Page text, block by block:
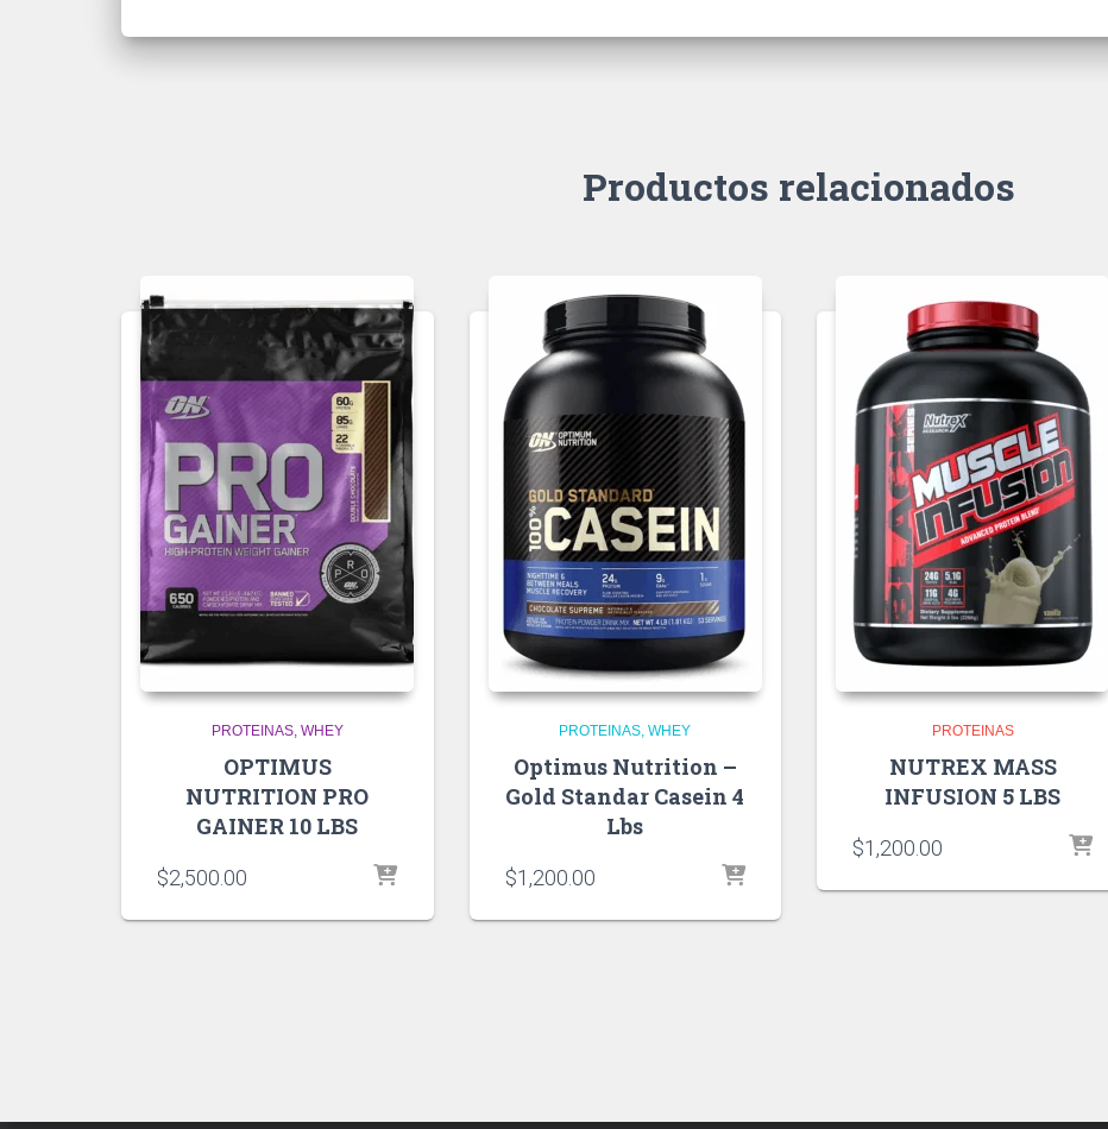
Productos relacionados
PROTEINAS WHEY
OPTIMUS
NUTRITION PRO
GAINER 10 LBS
$2,500.00
PROTEINAS WHEY
Optimus Nutrition –
Gold Standar Casein 4
Lbs
$1,200.00
PROTEINAS
NUTREX MASS
INFUSION 5 LBS
$1,200.00